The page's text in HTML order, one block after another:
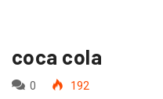
coca cola
0 192